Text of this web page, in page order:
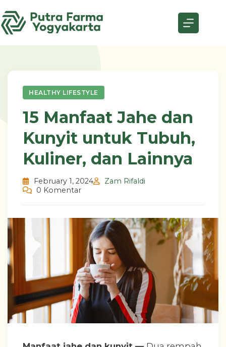
to
content
HEALTHY LIFESTYLE
15 Manfaat Jahe dan
Kunyit untuk Tubuh,
Kuliner, dan Lainnya
February 1, 2024
Zam Rifaldi
0 Komentar